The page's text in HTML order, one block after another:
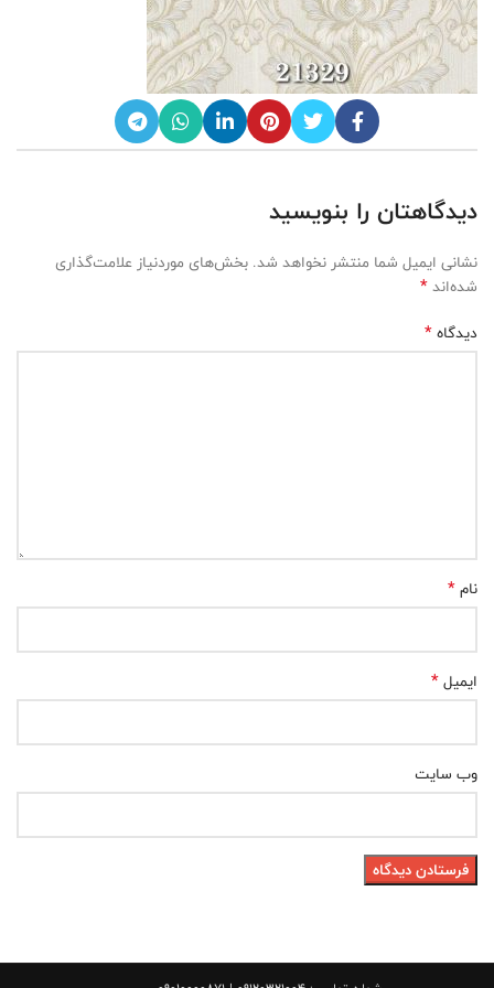
دیدگاهتان را بنویسید
نشانی ایمیل شما منتشر نخواهد شد. بخش‌های موردنیاز علامت‌گذاری
شده‌اند*
دیدگاه*
نام*
ایمیل*
وب‌ سایت